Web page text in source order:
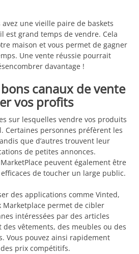
avez une vieille paire de baskets
est grand temps de vendre. Cela
maison et vous permet de gagner
Une vente réussie pourrait
davantage !
canaux de vente
vos profits
sur lesquelles vendre vos produits
Certaines personnes préfèrent les
que d’autres trouvent leur
de petites annonces.
peuvent également être
de toucher un large public.
des applications comme Vinted,
Marketplace permet de cibler
intéressées par des articles
vêtements, des meubles ou des
Vous pouvez ainsi rapidement
prix compétitifs.